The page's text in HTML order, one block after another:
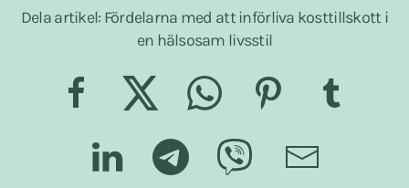
Dela artikel: Fördelarna med att införliva kosttillskott i
en hälsosam livsstil